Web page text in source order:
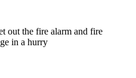
out the fire alarm and fire
in a hurry